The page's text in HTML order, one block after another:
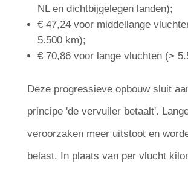
NL en dichtbijgelegen landen);
€ 47,24 voor middellange
5.500 km);
€ 70,86 voor lange vluchten (>
Deze progressieve opbouw sluit
principe 'de vervuiler betaalt'.
veroorzaken meer uitstoot en
belast. In plaats van per vlucht